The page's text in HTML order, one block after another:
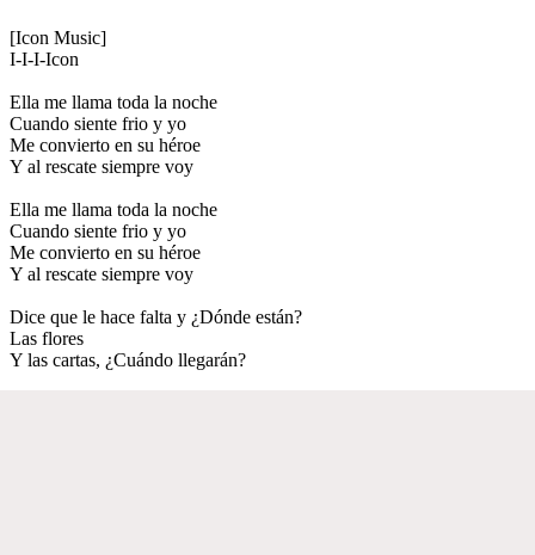
[Icon Music]
I-I-I-Icon
Ella me llama toda la noche
Cuando siente frio y yo
Me convierto en su héroe
Y al rescate siempre voy
Ella me llama toda la noche
Cuando siente frio y yo
Me convierto en su héroe
Y al rescate siempre voy
Dice que le hace falta y ¿Dónde están?
Las flores
Y las cartas, ¿Cuándo llegarán?